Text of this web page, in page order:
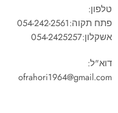
טלפון:
פתח תקוה:054-242-2561
אשקלון:054-2425257
דוא"ל:
ofrahori1964@gmail.com